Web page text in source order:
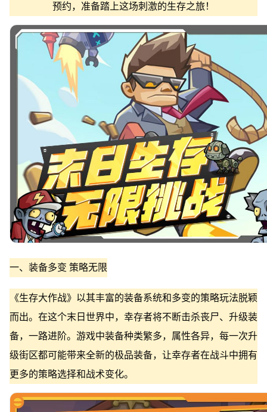
预约，准备踏上这场刺激的生存之旅！
一、装备多变 策略无限
《生存大作战》以其丰富的装备系统和多变的策略玩法脱颖
而出。在这个末日世界中，幸存者将不断击杀丧尸、升级装
备，一路进阶。游戏中装备种类繁多，属性各异，每一次升
级街区都可能带来全新的极品装备，让幸存者在战斗中拥有
更多的策略选择和战术变化。